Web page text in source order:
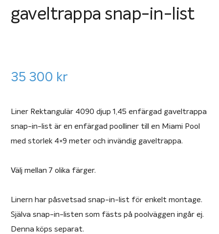
gaveltrappa snap-in-list
35 300 kr
Liner Rektangulär 4090 djup 1,45 enfärgad gaveltrappa
snap-in-list är en enfärgad poolliner till en Miami Pool
med storlek 4×9 meter och invändig gaveltrappa.
Välj mellan 7 olika färger.
Linern har påsvetsad snap-in-list för enkelt montage.
Själva snap-in-listen som fästs på poolväggen ingår ej.
Denna köps separat.